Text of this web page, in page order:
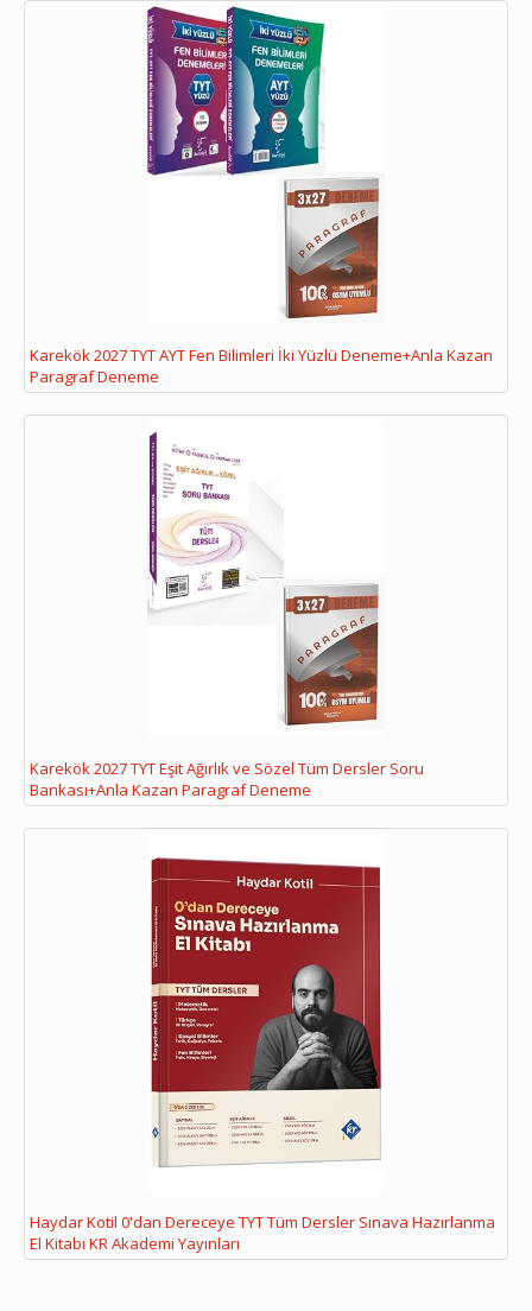
Karekök 2027 TYT AYT Fen Bilimleri İki Yüzlü Deneme+Anla Kazan
Paragraf Deneme
Karekök 2027 TYT Eşit Ağırlık ve Sözel Tüm Dersler Soru
Bankası+Anla Kazan Paragraf Deneme
Haydar Kotil 0'dan Dereceye TYT Tüm Dersler Sınava Hazırlanma
El Kitabı KR Akademi Yayınları